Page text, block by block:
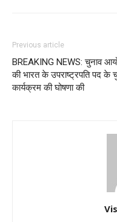
Previous article
BREAKING NEWS: चुनाव
की भारत के उपराष्ट्रपति पद के
कार्यक्रम की घोषणा की